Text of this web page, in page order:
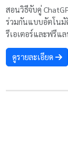
สอนวิธีจับคู่
ร่วมกันแบบอัตโนมั
รีเอเตอร์และฟรีแ
ดูรายละเอียด